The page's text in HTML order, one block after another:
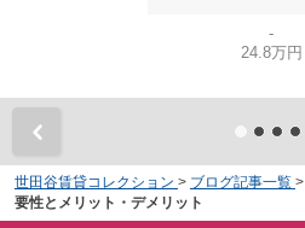
-
24.8万円
世田谷賃貸コレクション > ブログ記事一覧 >
要性とメリット・デメリット